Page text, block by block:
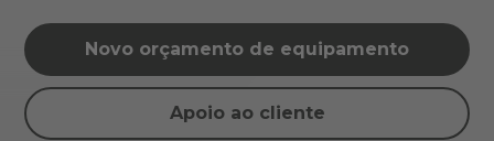
Novo orçamento de equipamento
Apoio ao cliente